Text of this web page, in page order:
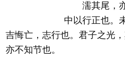
濡其尾，亦
中以行正也。
吉悔亡，志行也。君子之光
亦不知节也。